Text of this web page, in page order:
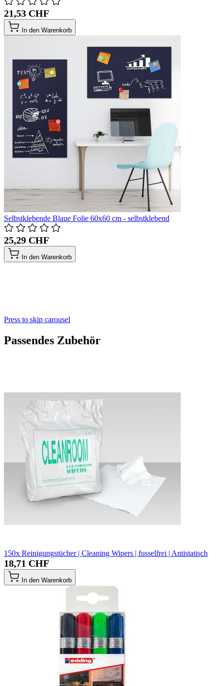
21,53 CHF
In den Warenkorb
Selbstklebende Blaue Folie 60x60 cm - selbstklebend
25,29 CHF
In den Warenkorb
Press to skip carousel
Passendes Zubehör
150x Reinigungstücher | Cleaning Wipers | fusselfrei | Antistatisch
18,71 CHF
In den Warenkorb